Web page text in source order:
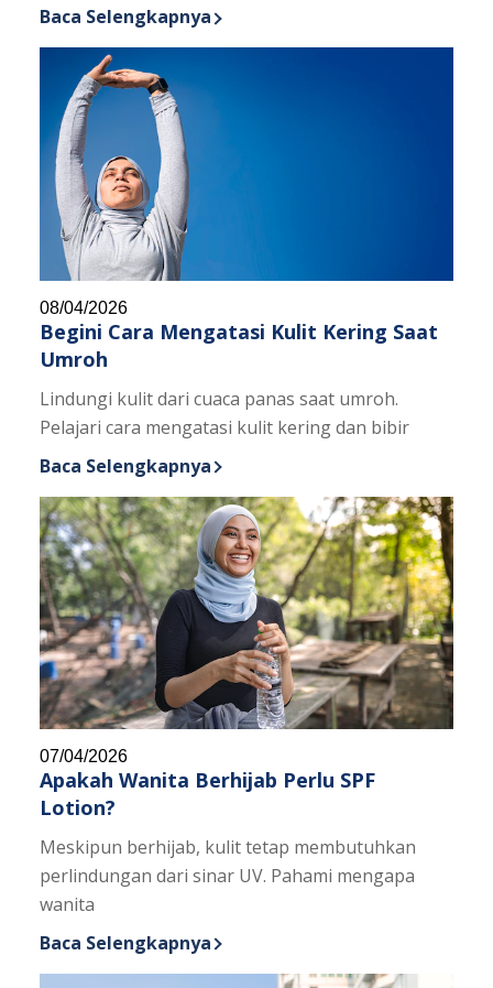
Discover more about Kondisi Kulit dapat
Baca Selengkapnya
Lindungi kulit dari cuaca panas saat umroh.
Pelajari cara mengatasi kulit kering dan bibir
Begini Cara Mengatasi Kulit Kering Saat
Umroh
08/04/2026
Discover more about Begini Cara Mengatasi Kulit
Baca Selengkapnya
Meskipun berhijab, kulit tetap membutuhkan
perlindungan dari sinar UV. Pahami mengapa
wanita
Apakah Wanita Berhijab Perlu SPF
Lotion?
07/04/2026
Discover more about Apakah Wanita Berhijab Perlu
Baca Selengkapnya